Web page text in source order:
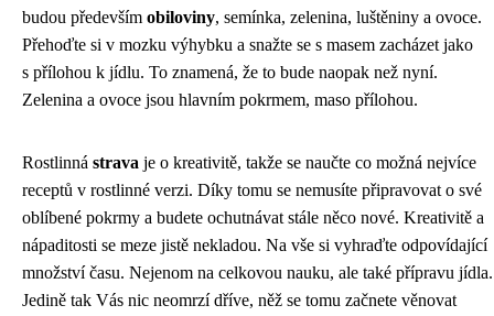
budou především obiloviny, semínka, zelenina, luštěniny a ovoce.
Přehoďte si v mozku výhybku a snažte se s masem zacházet jako
s přílohou k jídlu. To znamená, že to bude naopak než nyní.
Zelenina a ovoce jsou hlavním pokrmem, maso přílohou.
Rostlinná strava je o kreativitě, takže se naučte co možná nejvíce
receptů v rostlinné verzi. Díky tomu se nemusíte připravovat o své
oblíbené pokrmy a budete ochutnávat stále něco nové. Kreativitě a
nápaditosti se meze jistě nekladou. Na vše si vyhraďte odpovídající
množství času. Nejenom na celkovou nauku, ale také přípravu jídla.
Jedině tak Vás nic neomrzí dříve, něž se tomu začnete věnovat